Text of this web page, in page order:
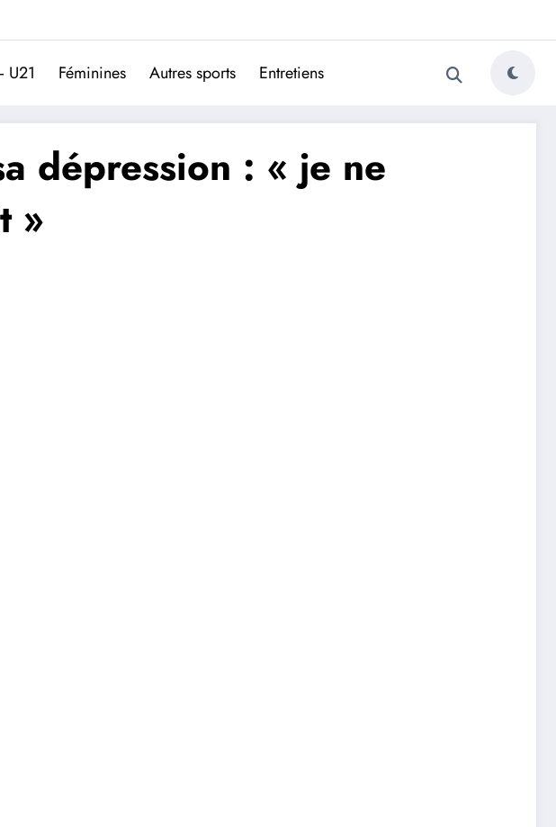
du football portugais
U21 Féminines Autres sports Entretiens
dépression : « je ne
»